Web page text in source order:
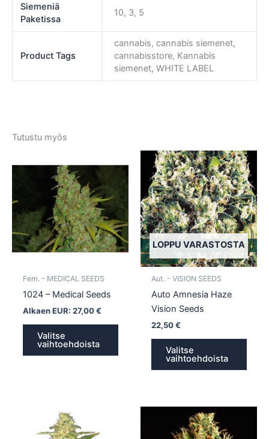
Siemeniä
Paketissa
10, 3, 5
Product Tags
cannabis, cannabis siemenet,
cannabisstore, Kannabis
siemenet, WHITE LABEL
Tutustu myös
Fem. - MEDICAL SEEDS
1024 – Medical Seeds
Alkaen EUR: 27,00€
Valitse
vaihtoehdoista
tuotteella
useampi
muunnelma.
Voit
tehdä
valinnat
LOPPU VARASTOSTA
Aut. - VISION SEEDS
Auto Amnesia Haze
Vision Seeds
22,50€
Valitse
vaihtoehdoista
Tällä
on
Voit
tehdä